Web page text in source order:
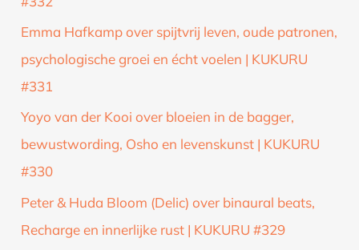
Emma Hafkamp over spijtvrij leven, oude patronen,
psychologische groei en écht voelen | KUKURU
#331
Yoyo van der Kooi over bloeien in de bagger,
bewustwording, Osho en levenskunst | KUKURU
#330
Peter & Huda Bloom (Delic) over binaural beats,
Recharge en innerlijke rust | KUKURU #329